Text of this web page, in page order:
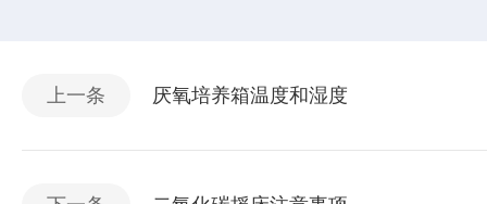
上一条 厌氧培养箱温度和湿度